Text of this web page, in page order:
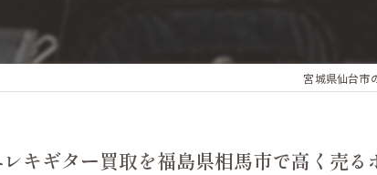
宮城県仙台市
キギター買取を福島県相馬市で高く売